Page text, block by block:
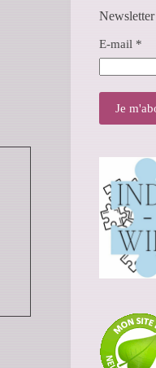
Newsletter
E-mail *